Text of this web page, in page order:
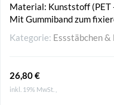
Material: Kunststoff (PET
Mit Gummiband zum
Kategorie: Essstäbchen
26,80 €
inkl. 19% MwSt. ,